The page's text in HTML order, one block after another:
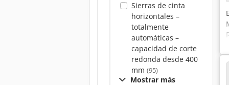
Sierras de cinta
horizontales –
totalmente
automáticas –
capacidad de corte
redonda desde 400
mm (95)
Mostrar más